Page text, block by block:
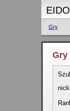
EIDO
Gry
Gry